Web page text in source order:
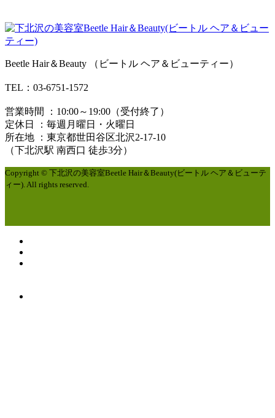
Beetle Hair＆Beauty （ビートル ヘア＆ビューティー）
TEL：03-6751-1572
営業時間 ：10:00～19:00（受付終了）
定休日 ：毎週月曜日・火曜日
所在地 ：東京都世田谷区北沢2-17-10
（下北沢駅 南西口 徒歩3分）
Copyright © 下北沢の美容室Beetle Hair＆Beauty(ビートル ヘア＆ビューテ
ィー). All rights reserved.